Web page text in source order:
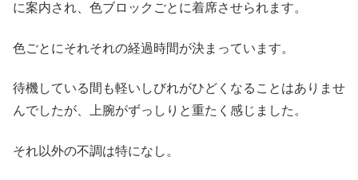
に案内され、色ブロックごとに着席させられます。
色ごとにそれそれの経過時間が決まっています。
待機している間も軽いしびれがひどくなることはありませ
んでしたが、上腕がずっしりと重たく感じました。
それ以外の不調は特になし。